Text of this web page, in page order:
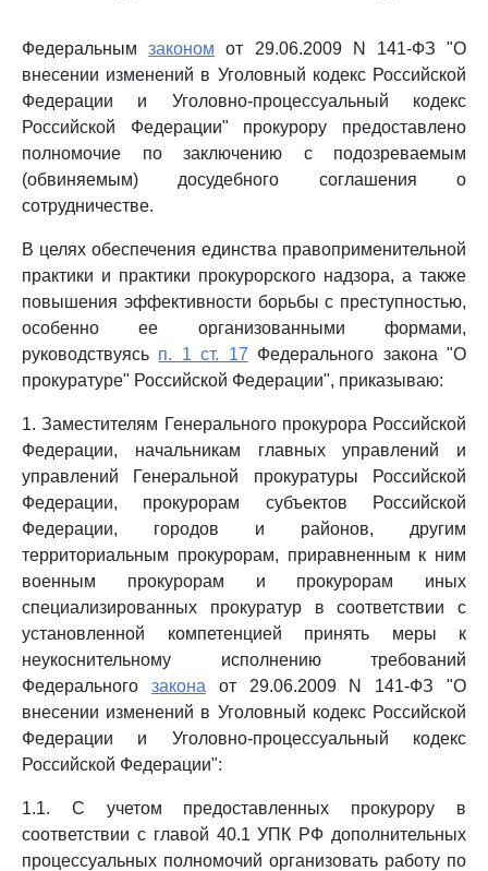
Федеральнымзаконом от 29.06.2009 N 141-ФЗ "О
внесении изменений в Уголовный кодекс Российской
Федерации и Уголовно-процессуальный кодекс
Российской Федерации" прокурору предоставлено
полномочие по заключению с подозреваемым
(обвиняемым) досудебного соглашения о
сотрудничестве.
В целях обеспечения единства правоприменительной
практики и практики прокурорского надзора, а также
повышения эффективности борьбы с преступностью,
особенно ее организованными формами,
руководствуясь п. 1 ст. 17 Федерального закона "О
прокуратуре" Российской Федерации", приказываю:
1. Заместителям Генерального прокурора Российской
Федерации, начальникам главных управлений и
управлений Генеральной прокуратуры Российской
Федерации, прокурорам субъектов Российской
Федерации, городов и районов, другим
территориальным прокурорам, приравненным к ним
военным прокурорам и прокурорам иных
специализированных прокуратур в соответствии с
установленной компетенцией принять меры к
неукоснительному исполнению требований
Федерального закона от 29.06.2009 N 141-ФЗ "О
внесении изменений в Уголовный кодекс Российской
Федерации и Уголовно-процессуальный кодекс
Российской Федерации":
1.1. С учетом предоставленных прокурору в
соответствии с главой 40.1 УПК РФ дополнительных
процессуальных полномочий организовать работу по